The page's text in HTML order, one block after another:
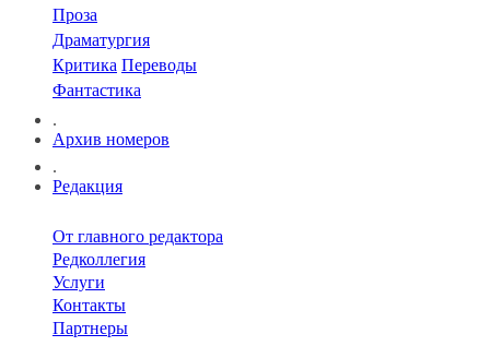
Проза
Драматургия
Критика Переводы
Фантастика
.
Архив номеров
.
Редакция
От главного редактора
Редколлегия
Услуги
Контакты
Партнеры